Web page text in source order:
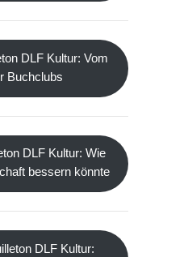
DLF Kultur: Vom
Buchclubs
DLF Kultur: Wie
bessern könnte
DLF Kultur: